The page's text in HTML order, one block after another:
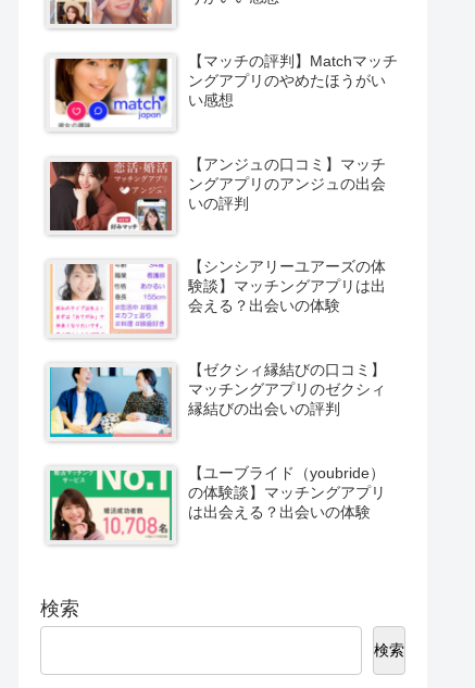
【マッチの評判】Matchマッチ
ングアプリのやめたほうがい
い感想
【アンジュの口コミ】マッチ
ングアプリのアンジュの出会
いの評判
【シンシアリーユアーズの体
験談】マッチングアプリは出
会える？出会いの体験
【ゼクシィ縁結びの口コミ】
マッチングアプリのゼクシィ
縁結びの出会いの評判
【ユーブライド（youbride）
の体験談】マッチングアプリ
は出会える？出会いの体験
検索
検索